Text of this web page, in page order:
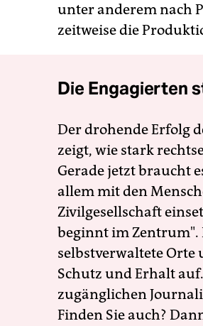
unter anderem nach
zeitweise die
Die Engagierten
Der drohende Erfolg
zeigt, wie stark
Gerade jetzt braucht
allem mit den
Zivilgesellschaft
beginnt im Zentrum".
selbstverwaltete Orte
Schutz und Erhalt
zugänglichen
Finden Sie auch?